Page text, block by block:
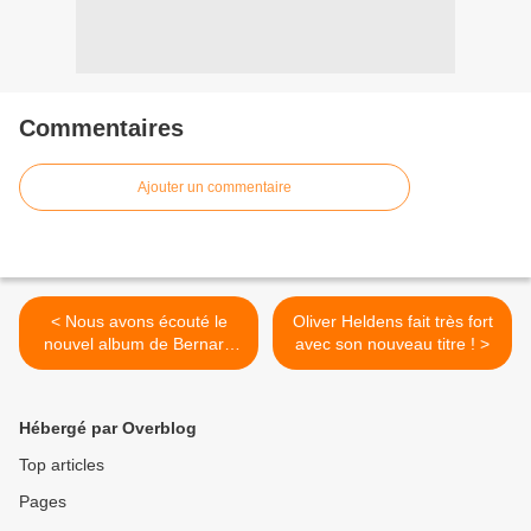
Commentaires
Ajouter un commentaire
< Nous avons écouté le
nouvel album de Bernard
Lavilliers !
Oliver Heldens fait très fort
avec son nouveau titre ! >
Hébergé par Overblog
Top articles
Pages